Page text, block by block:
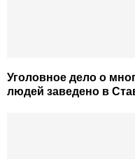
Уголовное дело о
людей заведено в